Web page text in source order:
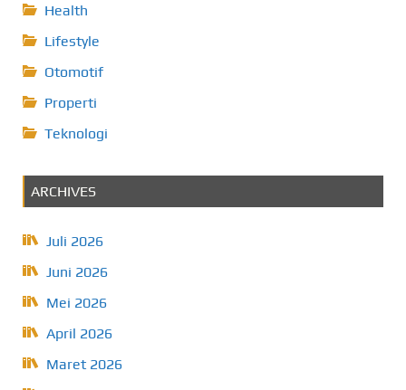
Health
Lifestyle
Otomotif
Properti
Teknologi
ARCHIVES
Juli 2026
Juni 2026
Mei 2026
April 2026
Maret 2026